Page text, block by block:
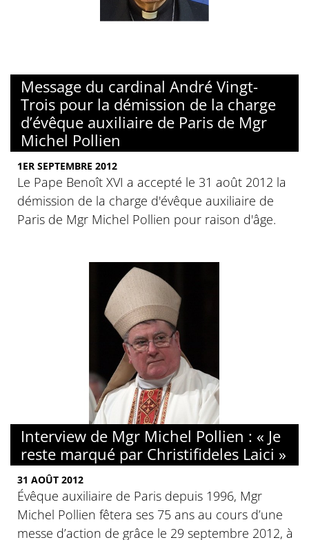
Message du cardinal André Vingt-
Trois pour la démission de la charge
d’évêque auxiliaire de Paris de Mgr
Michel Pollien
1ER SEPTEMBRE 2012
Le Pape Benoît XVI a accepté le 31 août 2012 la
démission de la charge d'évêque auxiliaire de
Paris de Mgr Michel Pollien pour raison d'âge.
Interview de Mgr Michel Pollien : « Je
reste marqué par Christifideles Laici »
31 AOÛT 2012
Évêque auxiliaire de Paris depuis 1996, Mgr
Michel Pollien fêtera ses 75 ans au cours d’une
messe d’action de grâce le 29 septembre 2012, à